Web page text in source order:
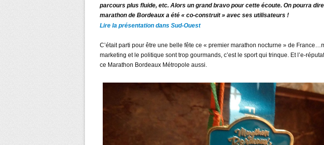
parcours plus fluide, etc. Alors un grand bravo pour cette écoute. On pourra
marathon de Bordeaux a été « co-construit » avec ses utilisateurs !
Lire la présentation dans Sud-Ouest
C’était parti pour être une belle fête ce « premier marathon nocturne » de
marketing et le politique sont trop gourmands, c’est le sport qui trinque. Et l’e-
ce Marathon Bordeaux Métropole aussi.